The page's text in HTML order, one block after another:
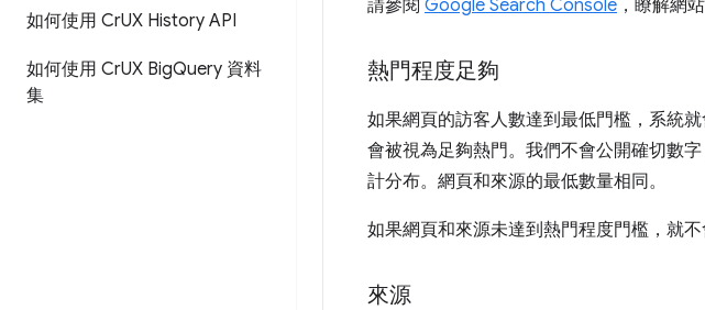
如何使用 CrUX History API
如何使用 CrUX BigQuery 資料
集
請參閱 Google Search Console ，瞭解網
熱門程度足夠
如果網頁的訪客人數達到最低門檻，系統
會被視為足夠熱門。我們不會公開確切數
計分布。網頁和來源的最低數量相同。
如果網頁和來源未達到熱門程度門檻，就
來源